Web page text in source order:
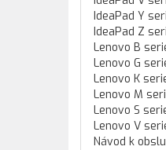
IdeaPad Y
IdeaPad Z
Lenovo B
Lenovo G
Lenovo K
Lenovo M
Lenovo S
Lenovo V
Návod k